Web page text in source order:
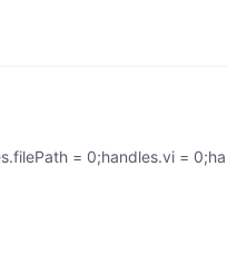
= 0;handles.vi = 0;ha